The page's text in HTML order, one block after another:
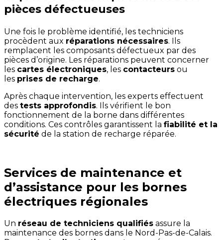
pièces défectueuses
Une fois le problème identifié, les techniciens
procèdent aux réparations nécessaires. Ils
remplacent les composants défectueux par des
pièces d’origine. Les réparations peuvent concerner
les cartes électroniques, les contacteurs ou
les prises de recharge.
Après chaque intervention, les experts effectuent
des tests approfondis. Ils vérifient le bon
fonctionnement de la borne dans différentes
conditions. Ces contrôles garantissent la fiabilité et la
sécurité de la station de recharge réparée.
Services de maintenance et
d’assistance pour les bornes
électriques régionales
Un réseau de techniciens qualifiés assure la
maintenance des bornes dans le Nord-Pas-de-Calais.